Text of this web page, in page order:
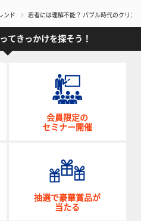
ンド 若者には理解不能？ バブル時代のクリス
てきっかけを探そう！
会員限定の
セミナー開催
抽選で豪華賞品が
当たる